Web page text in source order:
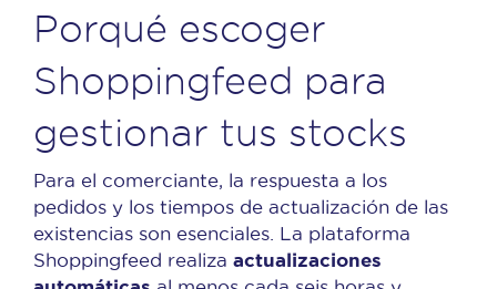
Porqué escoger
Shoppingfeed para
gestionar tus stocks
Para el comerciante, la respuesta a los
pedidos y los tiempos de actualización de las
existencias son esenciales. La plataforma
Shoppingfeed realiza actualizaciones